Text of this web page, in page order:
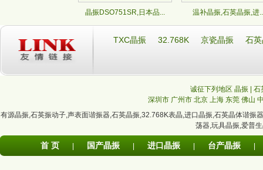
晶振DSO751SR,日本品... 温补晶振,石英晶振,进
TXC晶振 32.768K 京瓷晶振 石
诚征下列地区 晶振 |
深圳市 广州市 北京 上海 东莞 佛山
有源晶振,石英振动子,声表面谐振器,石英晶振,32.768K表晶,进口晶振,石英晶体谐振器
荡器,玩具晶振,爱普
首 页 国产晶振 进口晶振 台产晶振